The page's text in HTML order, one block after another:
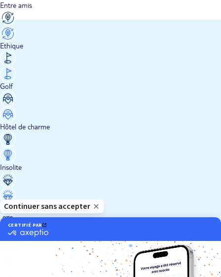
Entre amis
Ethique
Golf
Hôtel de charme
Insolite
Luxe